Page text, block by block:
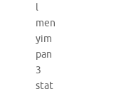
l
men
yim
pan
3
stat